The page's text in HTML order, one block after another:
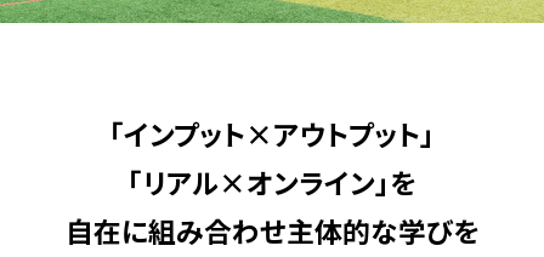
「インプット×アウトプット」
「リアル×オンライン」を
自在に組み合わせ主体的な学びを